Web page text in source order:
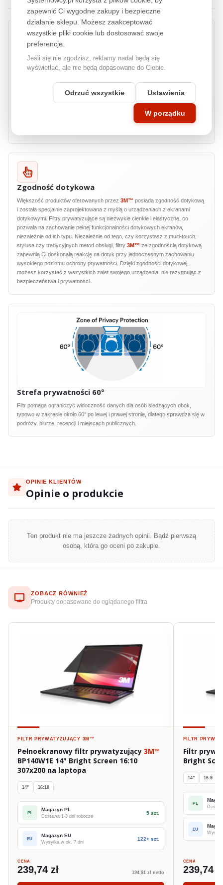
3M™ COMPLY™
3M™COMPLY™ Adhesive Strips to innowacyjny system mocowania filtrów
codziennym użytkowaniu. Dzięki wykorzystaniu zaawansowanych pasków
klejących, instalacja i demontaż filtrów jest niezwykle łatwa i szybka,
jednocześnie gwarantując ich stabilne i bezpieczne mocowanie. Technologia
COMPLY™ Adhesive Strips to gwarancja łatwej obsługi i trwałości, bez
względu na częstotliwość montowania i demontowania filtru. Idealne
Zgodność dotykowa
Większość produktów oferowanych przez 3M™ posiada zgodność dotykową
i została specjalnie zaprojektowana z myślą o urządzeniach z ekranami
dotykowymi. Filtry prywatyzujące są niezwykle cienkie i elastyczne, co
pozwala na zachowanie pełnej funkcjonalności dotykowych ekranów,
niezależnie od ich typu. Niezależnie od tego, czy korzystasz z multi-touch,
stylusa czy tradycyjnych metod obsługi, filtry 3M™ ze zgodnością dotykową
zapewnią Ci doskonałą reakcję na dotyk przy jednoczesnym zachowaniu
wysokiego poziomu ochrony prywatności. Dzięki zgodności dotykowej,
możesz korzystać z wszystkich zalet swojego urządzenia, nie rezygnując z
bezpieczeństwa i prywatności.
Strefa prywatności 60°
Filtr pomaga ograniczyć widoczność danych dla osób siedzących obok,
typowo w zakresie około 60° po lewej i prawej stronie, dlatego sprawdza się w
podróży, biurze, recepcji i miejscach publicznych.
OPINIE KLIENTÓW
Opinie o produkcie
Ten produkt nie ma jeszcze żadnych opinii. Bądź pierwszą
osobą, która go oceni po zakupie.
ZOBACZ RÓWNIEŻ
Produkty dopasowane do oglądanego filtra
FILTR PRYWATYZUJĄCY 3M™
Pełnoekranowy filtr prywatyzujący 3M™
BP140W1E 14" Bright Screen 16:10
307x200 na laptopa
14" 16:10
PL
Magazyn PL
Dostawa 1-3 dni robocze
5 szt.
EU
Magazyn EU
Wysyłka w ok. 7 dni
122+ szt.
CENA
239,74 zł 194,91 zł netto
FILTR
Filtr
Bright
14" 16:9
PL
EU
CENA
239,74
zapewnić Ci wygodne zakupy i bezpieczne
działanie sklepu. Możesz zaakceptować
wszystkie pliki cookie lub dostosować swoje
preferencje.
Jeśli się nie zgodzisz, reklamy nadal będą się
wyświetlać, ale nie będą dopasowane do Ciebie.
Odrzuć wszystkie Ustawienia
W porządku